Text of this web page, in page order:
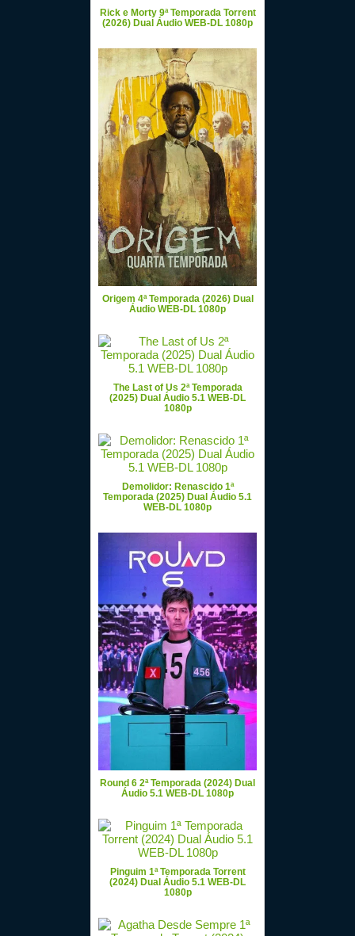
Rick e Morty 9ª Temporada Torrent
(2026) Dual Áudio WEB-DL 1080p
Origem 4ª Temporada (2026) Dual
Áudio WEB-DL 1080p
The Last of Us 2ª Temporada
(2025) Dual Áudio 5.1 WEB-DL
1080p
Demolidor: Renascido 1ª
Temporada (2025) Dual Áudio 5.1
WEB-DL 1080p
Round 6 2ª Temporada (2024) Dual
Áudio 5.1 WEB-DL 1080p
Pinguim 1ª Temporada Torrent
(2024) Dual Áudio 5.1 WEB-DL
1080p